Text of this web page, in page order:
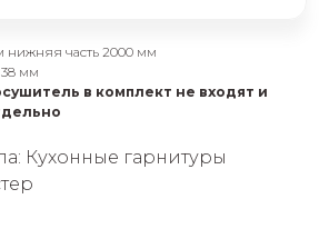
нижняя часть 2000 мм
мм
в комплект не входят и
Кухонные гарнитуры